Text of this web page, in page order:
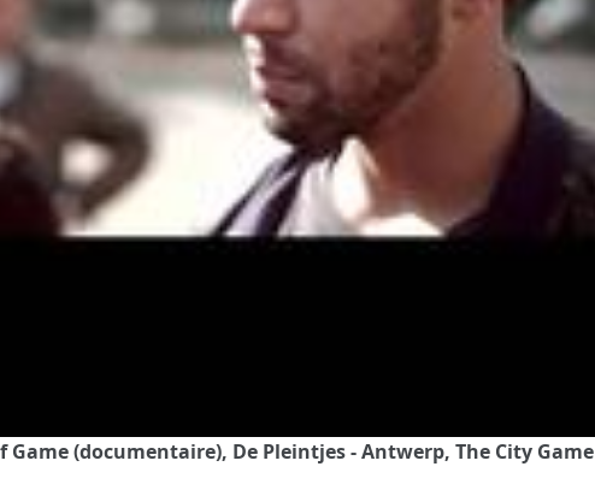
Game (documentaire), De Pleintjes - Antwerp, The City Game